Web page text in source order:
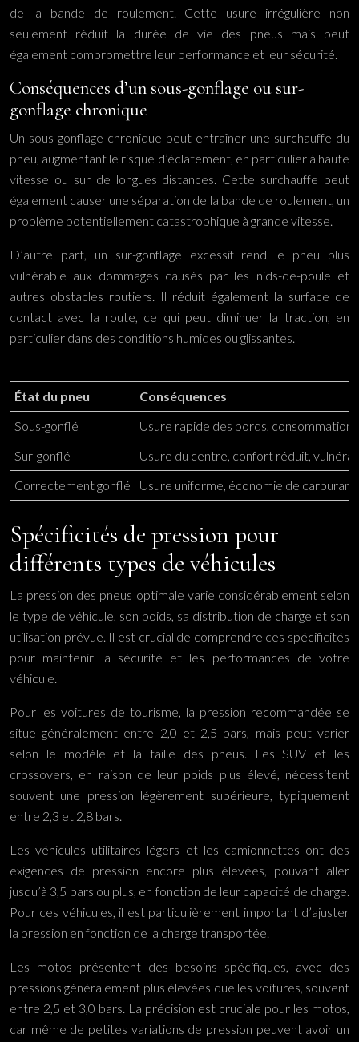
de la bande de roulement. Cette usure irrégulière non
seulement réduit la durée de vie des pneus mais peut
également compromettre leur performance et leur sécurité.
Conséquences d’un sous-gonflage ou sur-
gonflage chronique
Un sous-gonflage chronique peut entraîner une surchauffe du
pneu, augmentant le risque d’éclatement, en particulier à haute
vitesse ou sur de longues distances. Cette surchauffe peut
également causer une séparation de la bande de roulement, un
problème potentiellement catastrophique à grande vitesse.
D’autre part, un sur-gonflage excessif rend le pneu plus
vulnérable aux dommages causés par les nids-de-poule et
autres obstacles routiers. Il réduit également la surface de
contact avec la route, ce qui peut diminuer la traction, en
particulier dans des conditions humides ou glissantes.
État du pneu
Conséquences
Sous-gonflé
Usure rapide des bords, consommation
Sur-gonflé
Usure du centre, confort réduit,
Correctement gonflé
Usure uniforme, économie de
Spécificités de pression pour
différents types de véhicules
La pression des pneus optimale varie considérablement selon
le type de véhicule, son poids, sa distribution de charge et son
utilisation prévue. Il est crucial de comprendre ces spécificités
pour maintenir la sécurité et les performances de votre
véhicule.
Pour les voitures de tourisme, la pression recommandée se
situe généralement entre 2,0 et 2,5 bars, mais peut varier
selon le modèle et la taille des pneus. Les SUV et les
crossovers, en raison de leur poids plus élevé, nécessitent
souvent une pression légèrement supérieure, typiquement
entre 2,3 et 2,8 bars.
Les véhicules utilitaires légers et les camionnettes ont des
exigences de pression encore plus élevées, pouvant aller
jusqu’à 3,5 bars ou plus, en fonction de leur capacité de charge.
Pour ces véhicules, il est particulièrement important d’ajuster
la pression en fonction de la charge transportée.
Les motos présentent des besoins spécifiques, avec des
pressions généralement plus élevées que les voitures, souvent
entre 2,5 et 3,0 bars. La précision est cruciale pour les motos,
car même de petites variations de pression peuvent avoir un